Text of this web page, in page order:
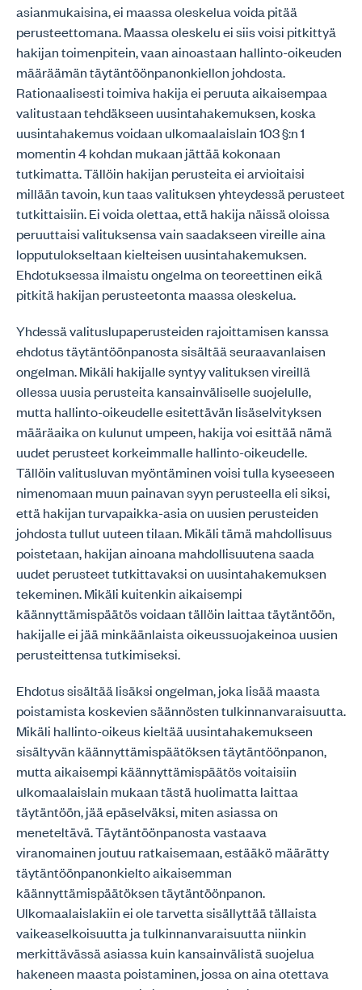
asianmukaisina, ei maassa oleskelua voida pitää
perusteettomana. Maassa oleskelu ei siis voisi pitkittyä
hakijan toimenpitein, vaan ainoastaan hallinto-oikeuden
määräämän täytäntöönpanonkiellon johdosta.
Rationaalisesti toimiva hakija ei peruuta aikaisempaa
valitustaan tehdäkseen uusintahakemuksen, koska
uusintahakemus voidaan ulkomaalaislain 103 §:n 1
momentin 4 kohdan mukaan jättää kokonaan
tutkimatta. Tällöin hakijan perusteita ei arvioitaisi
millään tavoin, kun taas valituksen yhteydessä perusteet
tutkittaisiin. Ei voida olettaa, että hakija näissä oloissa
peruuttaisi valituksensa vain saadakseen vireille aina
lopputulokseltaan kielteisen uusintahakemuksen.
Ehdotuksessa ilmaistu ongelma on teoreettinen eikä
pitkitä hakijan perusteetonta maassa oleskelua.
Yhdessä valituslupaperusteiden rajoittamisen kanssa
ehdotus täytäntöönpanosta sisältää seuraavanlaisen
ongelman. Mikäli hakijalle syntyy valituksen vireillä
ollessa uusia perusteita kansainväliselle suojelulle,
mutta hallinto-oikeudelle esitettävän lisäselvityksen
määräaika on kulunut umpeen, hakija voi esittää nämä
uudet perusteet korkeimmalle hallinto-oikeudelle.
Tällöin valitusluvan myöntäminen voisi tulla kyseeseen
nimenomaan muun painavan syyn perusteella eli siksi,
että hakijan turvapaikka-asia on uusien perusteiden
johdosta tullut uuteen tilaan. Mikäli tämä mahdollisuus
poistetaan, hakijan ainoana mahdollisuutena saada
uudet perusteet tutkittavaksi on uusintahakemuksen
tekeminen. Mikäli kuitenkin aikaisempi
käännyttämispäätös voidaan tällöin laittaa täytäntöön,
hakijalle ei jää minkäänlaista oikeussuojakeinoa uusien
perusteittensa tutkimiseksi.
Ehdotus sisältää lisäksi ongelman, joka lisää maasta
poistamista koskevien säännösten tulkinnanvaraisuutta.
Mikäli hallinto-oikeus kieltää uusintahakemukseen
sisältyvän käännyttämispäätöksen täytäntöönpanon,
mutta aikaisempi käännyttämispäätös voitaisiin
ulkomaalaislain mukaan tästä huolimatta laittaa
täytäntöön, jää epäselväksi, miten asiassa on
meneteltävä. Täytäntöönpanosta vastaava
viranomainen joutuu ratkaisemaan, estääkö määrätty
täytäntöönpanonkielto aikaisemman
käännyttämispäätöksen täytäntöönpanon.
Ulkomaalaislakiin ei ole tarvetta sisällyttää tällaista
vaikeaselkoisuutta ja tulkinnanvaraisuutta niinkin
merkittävässä asiassa kuin kansainvälistä suojelua
hakeneen maasta poistaminen, jossa on aina otettava